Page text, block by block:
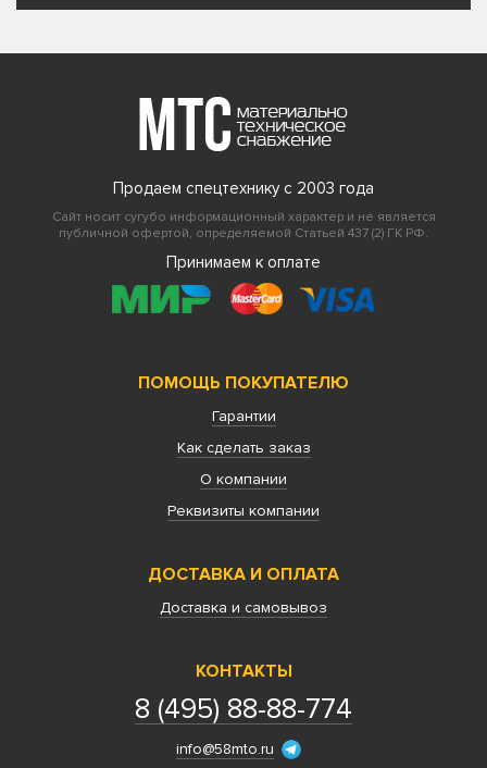
Продаем спецтехнику с 2003 года
Сайт носит сугубо информационный характер и не является
публичной офертой, определяемой Статьей 437 (2) ГК РФ.
Принимаем к оплате
ПОМОЩЬ ПОКУПАТЕЛЮ
Гарантии
Как сделать заказ
О компании
Реквизиты компании
ДОСТАВКА И ОПЛАТА
Доставка и самовывоз
КОНТАКТЫ
8 (495) 88-88-774
info@58mto.ru